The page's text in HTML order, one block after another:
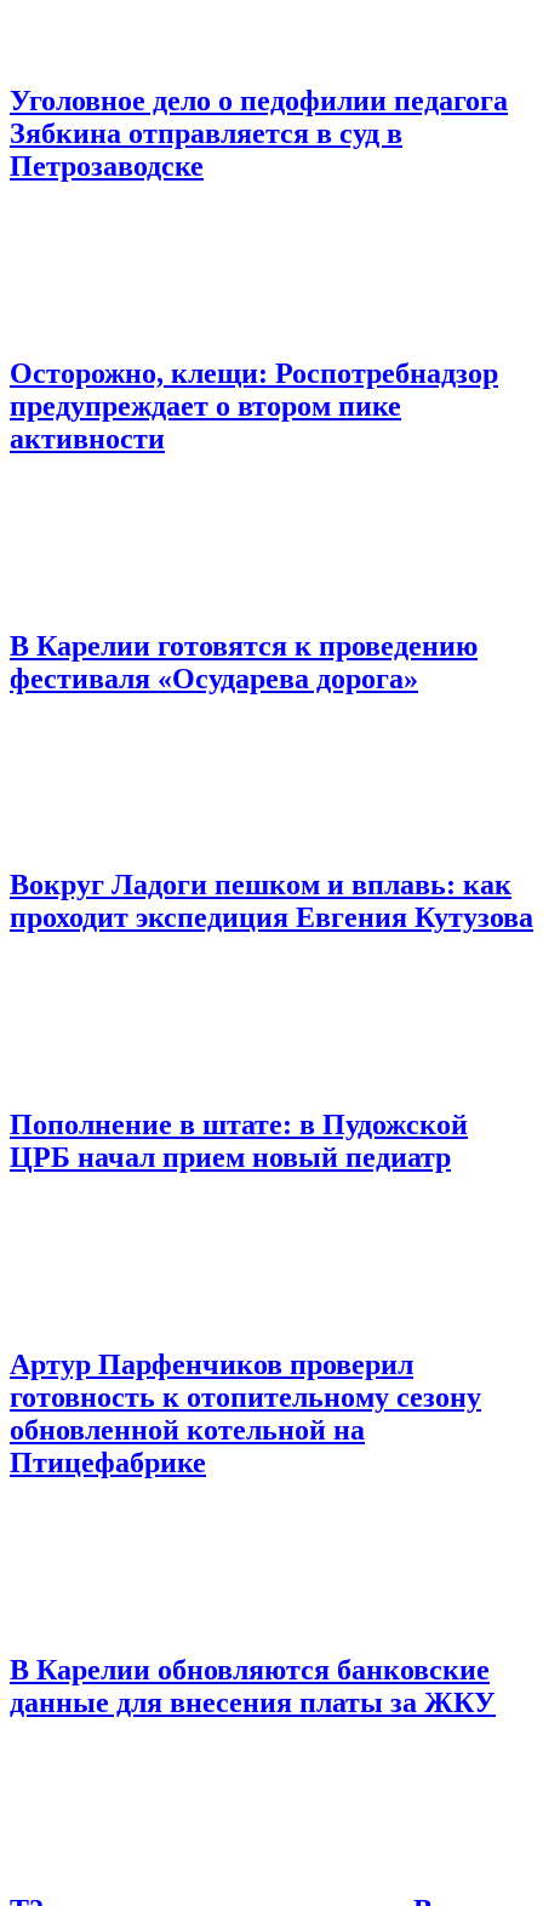
Уголовное дело о педофилии педагога
Зябкина отправляется в суд в
Петрозаводске
Осторожно, клещи: Роспотребнадзор
предупреждает о втором пике
активности
В Карелии готовятся к проведению
фестиваля «Осударева дорога»
Вокруг Ладоги пешком и вплавь: как
проходит экспедиция Евгения Кутузова
Пополнение в штате: в Пудожской
ЦРБ начал прием новый педиатр
Артур Парфенчиков проверил
готовность к отопительному сезону
обновленной котельной на
Птицефабрике
В Карелии обновляются банковские
данные для внесения платы за ЖКУ